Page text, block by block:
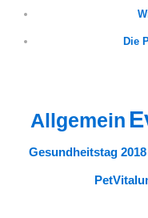
Die
Allgemein
Gesundheitstag 2018